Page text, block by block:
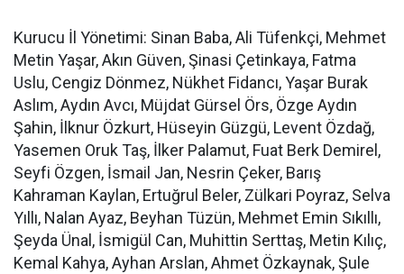
Kurucu İl Yönetimi: Sinan Baba, Ali Tüfenkçi, Mehmet
Metin Yaşar, Akın Güven, Şinasi Çetinkaya, Fatma
Uslu, Cengiz Dönmez, Nükhet Fidancı, Yaşar Burak
Aslım, Aydın Avcı, Müjdat Gürsel Örs, Özge Aydın
Şahin, İlknur Özkurt, Hüseyin Güzgü, Levent Özdağ,
Yasemen Oruk Taş, İlker Palamut, Fuat Berk Demirel,
Seyfi Özgen, İsmail Jan, Nesrin Çeker, Barış
Kahraman Kaylan, Ertuğrul Beler, Zülkari Poyraz, Selva
Yıllı, Nalan Ayaz, Beyhan Tüzün, Mehmet Emin Sıkıllı,
Şeyda Ünal, İsmigül Can, Muhittin Serttaş, Metin Kılıç,
Kemal Kahya, Ayhan Arslan, Ahmet Özkaynak, Şule